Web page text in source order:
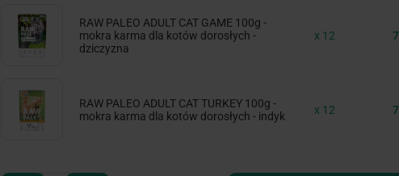
RAW PALEO ADULT CAT GAME 100g -
mokra karma dla kotów dorosłych -
dziczyzna
x 12
RAW PALEO ADULT CAT TURKEY 100g -
mokra karma dla kotów dorosłych - indyk
x 12